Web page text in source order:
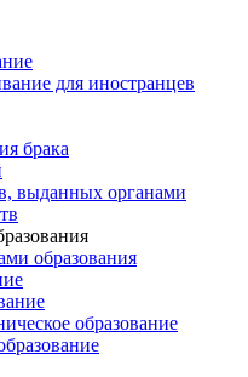
для иностранцев
брака
выданных органами
образования
образование